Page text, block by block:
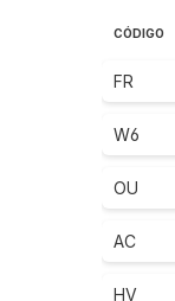
CÓDIGO
FR
W6
OU
AC
HV